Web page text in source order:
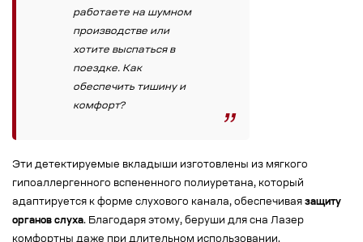
работаете на шумном
производстве или
хотите выспаться в
поездке. Как
обеспечить тишину и
комфорт?
Эти детектируемые вкладыши изготовлены из мягкого
гипоаллергенного вспененного полиуретана, который
адаптируется к форме слухового канала, обеспечивая защиту
органов слуха. Благодаря этому, беруши для сна Лазер
комфортны даже при длительном использовании.